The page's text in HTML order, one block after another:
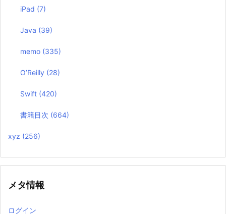
iPad (7)
Java (39)
memo (335)
O’Reilly (28)
Swift (420)
書籍目次 (664)
xyz (256)
メタ情報
ログイン